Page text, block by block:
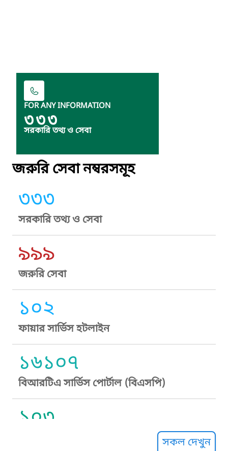
FOR ANY INFORMATION
৩৩৩
সরকারি তথ্য ও সেবা
জরুরি সেবা নম্বরসমূহ
৩৩৩
সরকারি তথ্য ও সেবা
৯৯৯
জরুরি সেবা
১০২
ফায়ার সার্ভিস হটলাইন
১৬১০৭
বিআরটিএ সার্ভিস পোর্টাল (বিএসপি)
১০৩
সকল দেখুন